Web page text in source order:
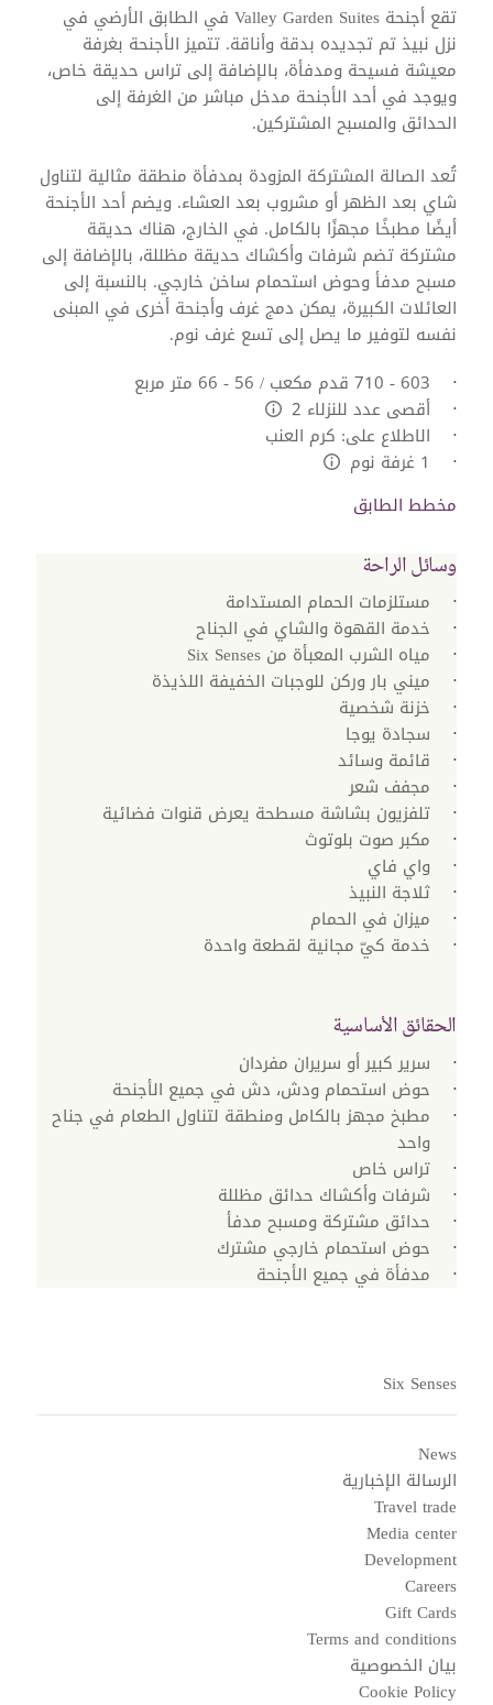
تقع أجنحة Valley Garden Suites في الطابق الأرضي في
نزل نبيذ تم تجديده بدقة وأناقة. تتميز الأجنحة بغرفة
معيشة فسيحة ومدفأة، بالإضافة إلى تراس حديقة خاص،
ويوجد في أحد الأجنحة مدخل مباشر من الغرفة إلى
الحدائق والمسبح المشتركين.
تُعد الصالة المشتركة المزودة بمدفأة منطقة مثالية لتناول
شاي بعد الظهر أو مشروب بعد العشاء. ويضم أحد الأجنحة
أيضًا مطبخًا مجهزًا بالكامل. في الخارج، هناك حديقة
مشتركة تضم شرفات وأكشاك حديقة مظللة، بالإضافة إلى
مسبح مدفأ وحوض استحمام ساخن خارجي. بالنسبة إلى
العائلات الكبيرة، يمكن دمج غرف وأجنحة أخرى في المبنى
نفسه لتوفير ما يصل إلى تسع غرف نوم.
603 - 710 قدم مكعب / 56 - 66 متر مربع
أقصى عدد للنزلاء 2
الاطلاع على: كرم العنب
1 غرفة نوم
مخطط الطابق
وسائل الراحة
مستلزمات الحمام المستدامة
خدمة القهوة والشاي في الجناح
مياه الشرب المعبأة من Six Senses
ميني بار وركن للوجبات الخفيفة اللذيذة
خزنة شخصية
سجادة يوجا
قائمة وسائد
مجفف شعر
تلفزيون بشاشة مسطحة يعرض قنوات فضائية
مكبر صوت بلوتوث
واي فاي
ثلاجة النبيذ
ميزان في الحمام
خدمة كيّ مجانية‬ لقطعة واحدة
الحقائق الأساسية
سرير كبير أو سريران مفردان
حوض استحمام ودش، دش في جميع الأجنحة
مطبخ مجهز بالكامل ومنطقة لتناول الطعام في جناح
واحد
تراس خاص
شرفات وأكشاك حدائق مظللة
حدائق مشتركة ومسبح مدفأ
حوض استحمام خارجي مشترك
مدفأة في جميع الأجنحة
Six Senses
News
الرسالة الإخبارية
Travel trade
Media center
Development
Careers
Gift Cards
Terms and conditions
بيان الخصوصية
Cookie Policy